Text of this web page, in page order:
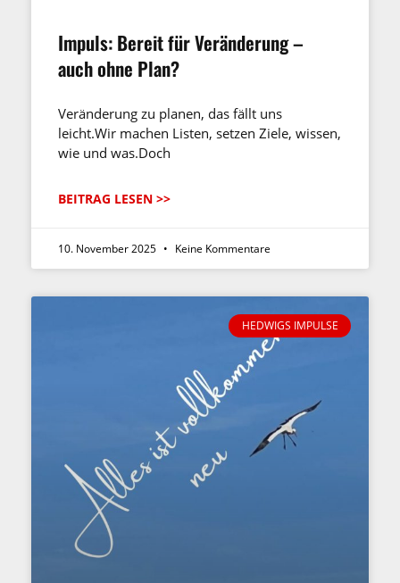
Impuls: Bereit für Veränderung –
auch ohne Plan?
Veränderung zu planen, das fällt uns
leicht.Wir machen Listen, setzen Ziele, wissen,
wie und was.Doch
BEITRAG LESEN >>
10. November 2025 Keine Kommentare
HEDWIGS IMPULSE